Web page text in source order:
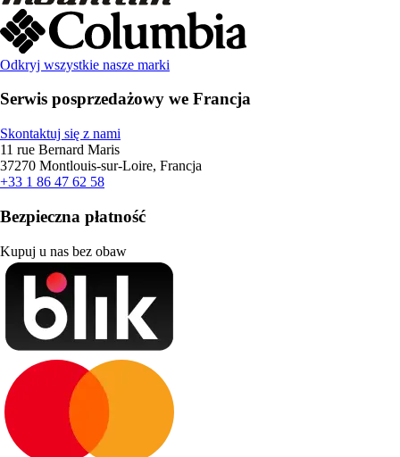
Odkryj wszystkie nasze marki
Serwis posprzedażowy we Francja
Skontaktuj się z nami
11 rue Bernard Maris
37270 Montlouis-sur-Loire, Francja
+33 1 86 47 62 58
Bezpieczna płatność
Kupuj u nas bez obaw